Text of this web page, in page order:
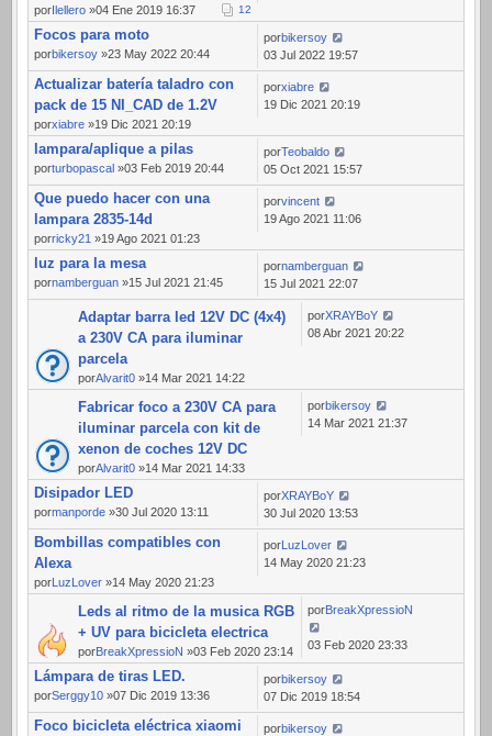
porIlellero »04 Ene 2019 16:37 12
Focos para moto
porbikersoy »23 May 2022 20:44
porbikersoy
03 Jul 2022 19:57
Actualizar batería taladro con
pack de 15 NI_CAD de 1.2V
porxiabre »19 Dic 2021 20:19
porxiabre
19 Dic 2021 20:19
lampara/aplique a pilas
porturbopascal »03 Feb 2019 20:44
porTeobaldo
05 Oct 2021 15:57
Que puedo hacer con una
lampara 2835-14d
porricky21 »19 Ago 2021 01:23
porvincent
19 Ago 2021 11:06
luz para la mesa
pornamberguan »15 Jul 2021 21:45
pornamberguan
15 Jul 2021 22:07
Adaptar barra led 12V DC (4x4)
a 230V CA para iluminar
parcela
porAlvarit0 »14 Mar 2021 14:22
porXRAYBoY
08 Abr 2021 20:22
Fabricar foco a 230V CA para
iluminar parcela con kit de
xenon de coches 12V DC
porAlvarit0 »14 Mar 2021 14:33
porbikersoy
14 Mar 2021 21:37
Disipador LED
pormanporde »30 Jul 2020 13:11
porXRAYBoY
30 Jul 2020 13:53
Bombillas compatibles con
Alexa
porLuzLover »14 May 2020 21:23
porLuzLover
14 May 2020 21:23
Leds al ritmo de la musica RGB
+ UV para bicicleta electrica
porBreakXpressioN »03 Feb 2020 23:14
porBreakXpressioN
03 Feb 2020 23:33
Lámpara de tiras LED.
porSerggy10 »07 Dic 2019 13:36
porbikersoy
07 Dic 2019 18:54
Foco bicicleta eléctrica xiaomi porbikersoy